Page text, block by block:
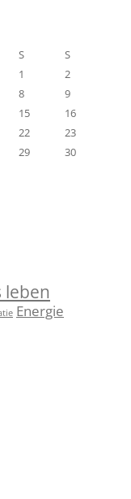
S
S
1
2
8
9
15
16
22
23
29
30
leben
Energie